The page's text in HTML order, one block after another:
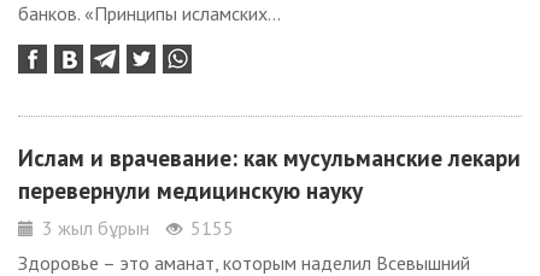
банков. «Принципы исламских...
Ислам и врачевание: как мусульманские лекари
перевернули медицинскую науку
3 жыл бұрын
5155
Здоровье – это аманат, которым наделил Всевышний